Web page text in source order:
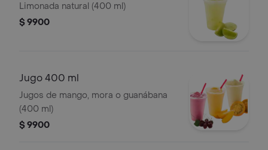
Limonada natural (400 ml)
$ 9900
Jugo 400 ml
Jugos de mango, mora o guanábana
(400 ml)
$ 9900